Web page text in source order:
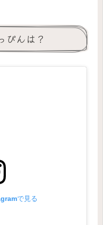
ぴんは？
で見る